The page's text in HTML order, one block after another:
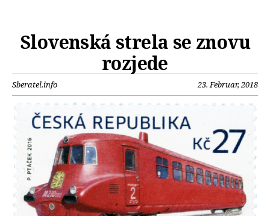
Slovenská strela se znovu
rozjede
Sberatel.info 23. Februar, 2018